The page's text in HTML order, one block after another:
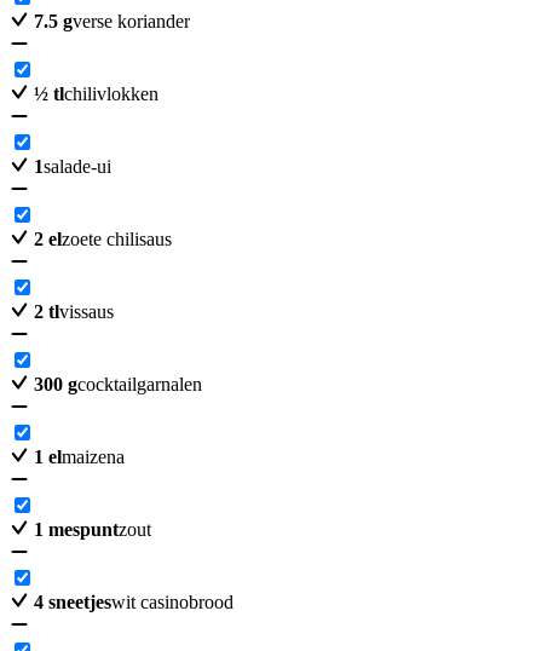
7.5 gverse koriander
½ tlchilivlokken
1salade-ui
2 elzoete chilisaus
2 tlvissaus
300 gcocktailgarnalen
1 elmaizena
1 mespuntzout
4 sneetjeswit casinobrood